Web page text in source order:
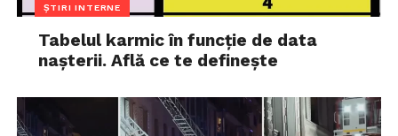
ȘTIRI INTERNE
Tabelul karmic în funcție de data
nașterii. Află ce te definește